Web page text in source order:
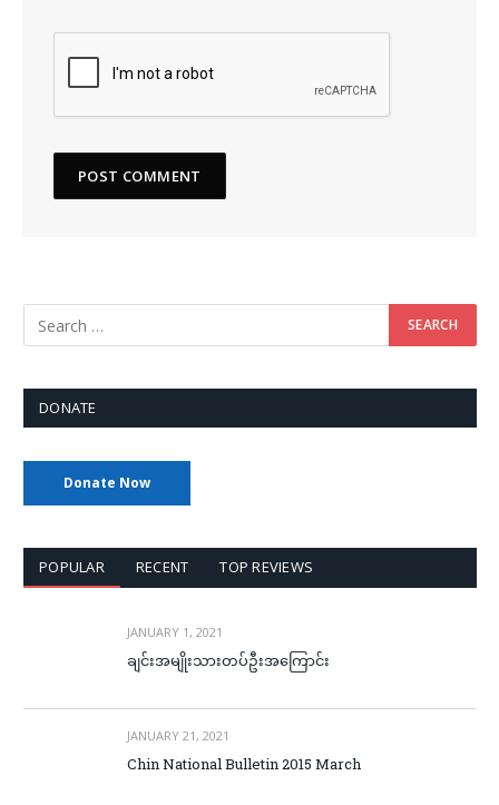
DONATE
Donate Now
POPULAR RECENT TOP REVIEWS
JANUARY 1, 2021
ချင်းအမျိုးသားတပ်ဦးအကြောင်း
JANUARY 21, 2021
Chin National Bulletin 2015 March